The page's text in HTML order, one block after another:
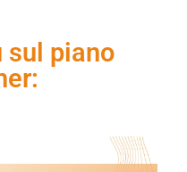
sul piano